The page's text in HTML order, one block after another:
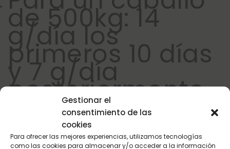
Gestionar el
consentimiento de las
cookies
Para ofrecer las mejores experiencias, utilizamos tecnologías
como las cookies para almacenar y/o acceder a la información
de 500kg: 14
g/día los
primeros 10 días
y 7 g/día
posteriormente
Dosis máxima
diaria: 14 g